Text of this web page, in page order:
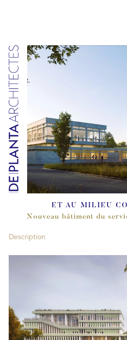
ET AU MILIEU
Nouveau bâtiment du
Description